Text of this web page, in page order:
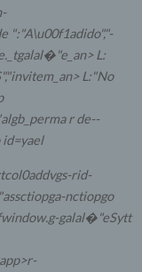
":"A\u00f1adido","-
L:
L:"No
r de--
id=yael
rid-
nctiopgo
galal�"eSytt